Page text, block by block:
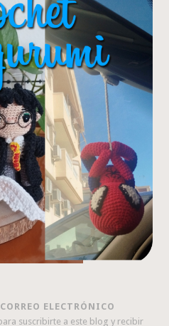
ELECTRÓNICO
suscribirte a este blog y recibir